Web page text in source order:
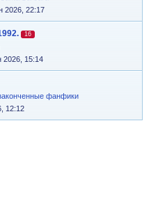
2026, 22:17
16
2026, 15:14
фанфики
12:12